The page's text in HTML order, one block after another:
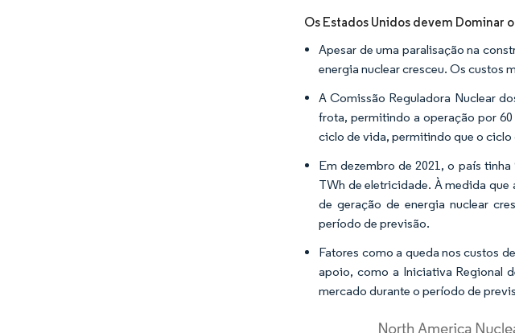
Os Estados Unidos devem Dominar
Apesar de uma paralisação na
energia nuclear cresceu. Os custos
A Comissão Reguladora Nuclear
frota, permitindo a operação por
ciclo de vida, permitindo que o ciclo
Em dezembro de 2021, o país
TWh de eletricidade. À medida que
de geração de energia nuclear
período de previsão.
Fatores como a queda nos custos
apoio, como a Iniciativa Regional
mercado durante o período de